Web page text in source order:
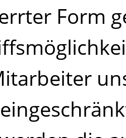
Form